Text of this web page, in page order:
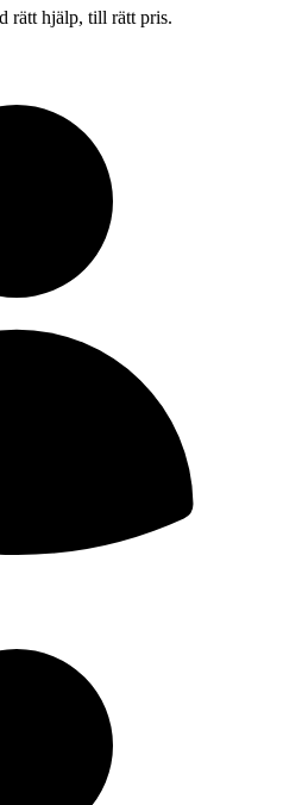
rätt hjälp, till rätt pris.